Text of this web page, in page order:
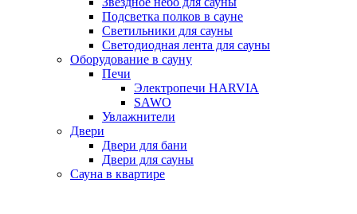
Подсветка полков в сауне
Светильники для сауны
Светодиодная лента для сауны
Оборудование в сауну
Печи
Электропечи HARVIA
SAWO
Увлажнители
Двери
Двери для бани
Двери для сауны
Сауна в квартире